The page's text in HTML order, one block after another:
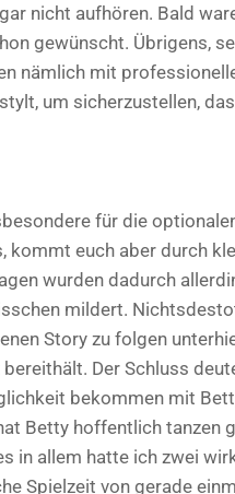
nicht aufhören. Bald
gewünscht. Übrigens,
nämlich mit
um sicherzustellen,
für die
kommt euch aber durch
wurden dadurch
mildert.
Story zu folgen
Der Schluss
bekommen mit
Betty hoffentlich tanzen
in allem hatte ich zwei
Spielzeit von gerade